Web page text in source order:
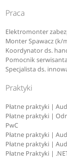
Praca
Elektromonter
Monter Spawacz (k/
Koordynator ds.
Pomocnik
Specjalista ds.
Praktyki
Płatne praktyki |
Płatne praktyki |
PwC
Płatne praktyki |
Płatne praktyki |
Płatne Praktyki |